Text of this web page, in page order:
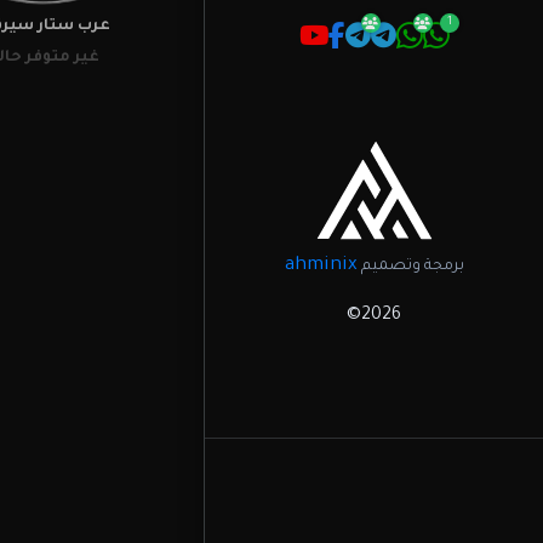
1
برمجة وتصميم ahminix
2026©
عرب ستار
غير متوفر